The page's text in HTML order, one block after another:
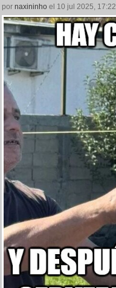
por naxininho el 10 jul 2025, 17:22